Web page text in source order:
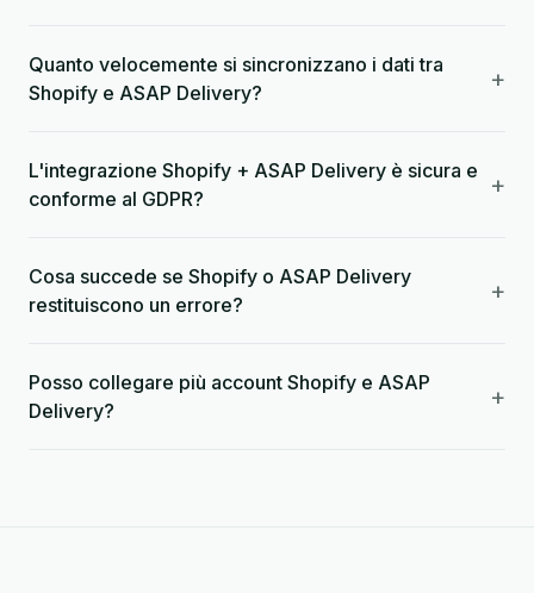
Quanto velocemente si sincronizzano i dati tra
Shopify e ASAP Delivery?
+
L'integrazione Shopify + ASAP Delivery è sicura e
conforme al GDPR?
+
Cosa succede se Shopify o ASAP Delivery
restituiscono un errore?
+
Posso collegare più account Shopify e ASAP
Delivery?
+